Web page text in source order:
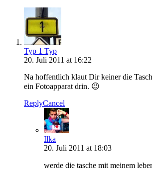
Typ 1 Typ
20. Juli 2011 at 16:22
Na hoffentlich klaut Dir keiner die
ein Fotoapparat drin. 😉
ReplyCancel
Ilka
20. Juli 2011 at 18:03
werde die tasche mit meinem